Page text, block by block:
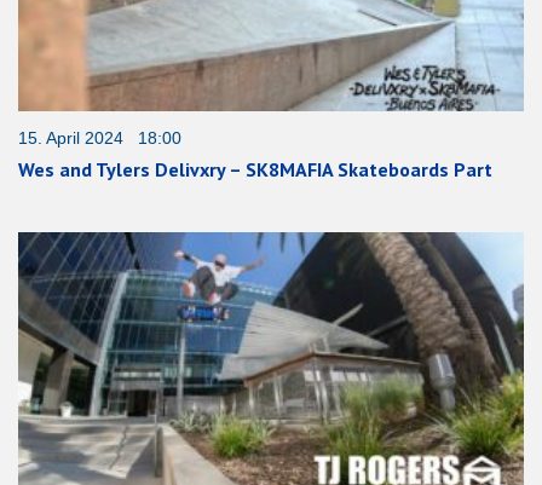
15. April 2024 18:00
Wes and Tylers Delivxry – SK8MAFIA Skateboards Part